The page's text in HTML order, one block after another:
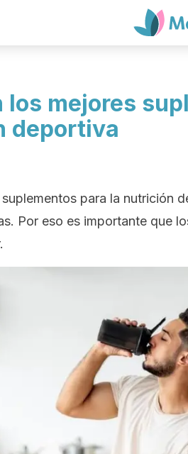
los mejores
deportiva
para la nutrición
Por eso es importante que